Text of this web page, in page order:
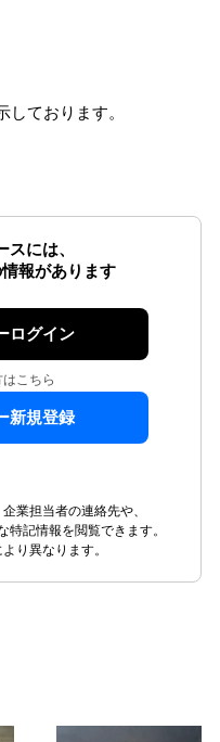
タ
ております。
スには、
報があります
ログイン
こちら
新規登録
業担当者の連絡先や、
記情報を閲覧できます。
り異なります。